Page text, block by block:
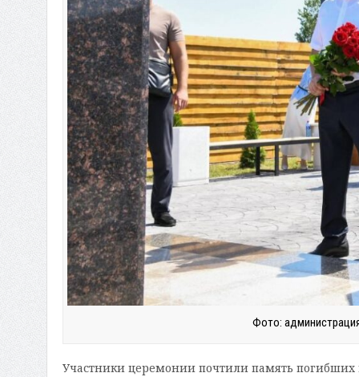
Фото:
Участники церемонии почтили память